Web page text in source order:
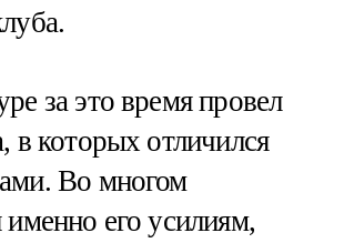
за это время провел
в которых отличился
Во многом
именно его усилиям,